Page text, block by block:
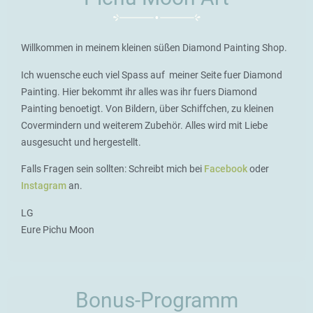
Willkommen in meinem kleinen süßen Diamond Painting Shop.
Ich wuensche euch viel Spass auf meiner Seite fuer Diamond
Painting. Hier bekommt ihr alles was ihr fuers Diamond
Painting benoetigt. Von Bildern, über Schiffchen, zu kleinen
Covermindern und weiterem Zubehör. Alles wird mit Liebe
ausgesucht und hergestellt.
Falls Fragen sein sollten: Schreibt mich bei Facebookoder
Instagraman.
LG
Eure Pichu Moon
Bonus-Programm